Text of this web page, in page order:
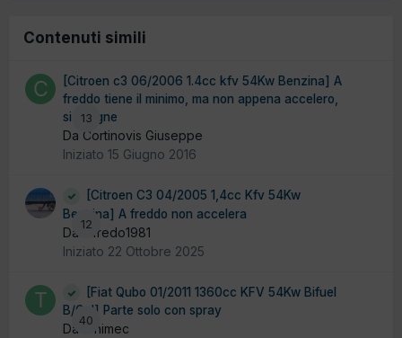
Contenuti simili
13
[Citroen c3 06/2006 1.4cc kfv 54Kw Benzina] A
freddo tiene il minimo, ma non appena accelero,
si spegne
Da Cortinovis Giuseppe
Iniziato 15 Giugno 2016
12
[Citroen C3 04/2005 1,4cc Kfv 54Kw
Benzina] A freddo non accelera
Da alfredo1981
Iniziato 22 Ottobre 2025
40
[Fiat Qubo 01/2011 1360cc KFV 54Kw Bifuel
B/Gpl] Parte solo con spray
Da tonimec